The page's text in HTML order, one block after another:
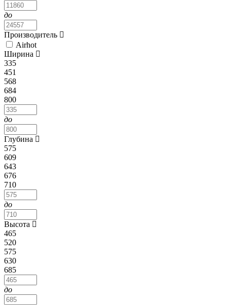
до
Производитель
Airhot
Ширина
335
451
568
684
800
до
Глубина
575
609
643
676
710
до
Высота
465
520
575
630
685
до